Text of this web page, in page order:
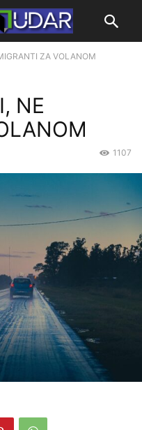
ZA VOLANOM
NE
1107